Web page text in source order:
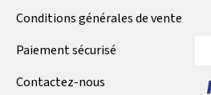
Conditions générales de vente
Paiement sécurisé
Contactez-nous